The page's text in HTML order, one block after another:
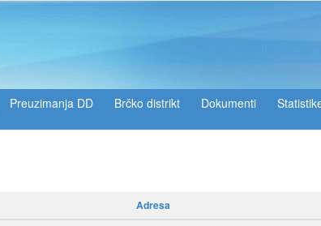
Preuzimanja DD Brčko distrikt Dokumenti
Adresa